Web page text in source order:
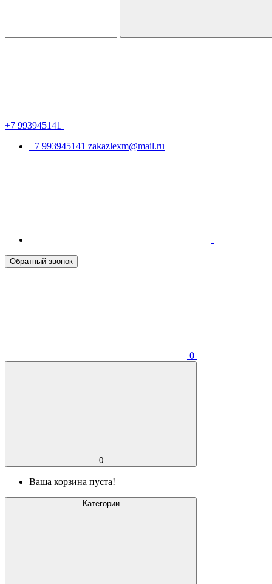
+7 993945141
+7 993945141 zakazlexm@mail.ru
Обратный звонок
0
0
Ваша корзина пуста!
Категории